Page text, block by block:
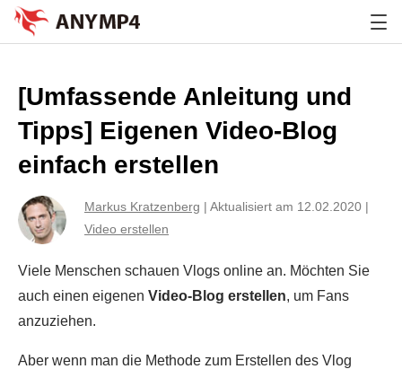
[Umfassende Anleitung und
Tipps] Eigenen Video-Blog
einfach erstellen
Markus Kratzenberg | Aktualisiert am 12.02.2020 |
Video erstellen
Viele Menschen schauen Vlogs online an. Möchten Sie
auch einen eigenen Video-Blog erstellen, um Fans
anzuziehen.
Aber wenn man die Methode zum Erstellen des Vlog